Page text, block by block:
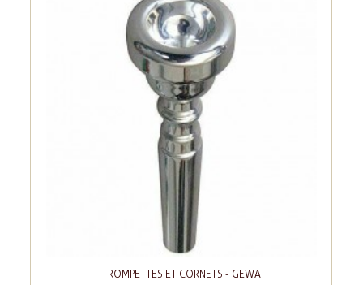
TROMPETTES ET CORNETS - GEWA